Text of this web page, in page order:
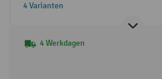
4 Varianten
4 Werkdagen